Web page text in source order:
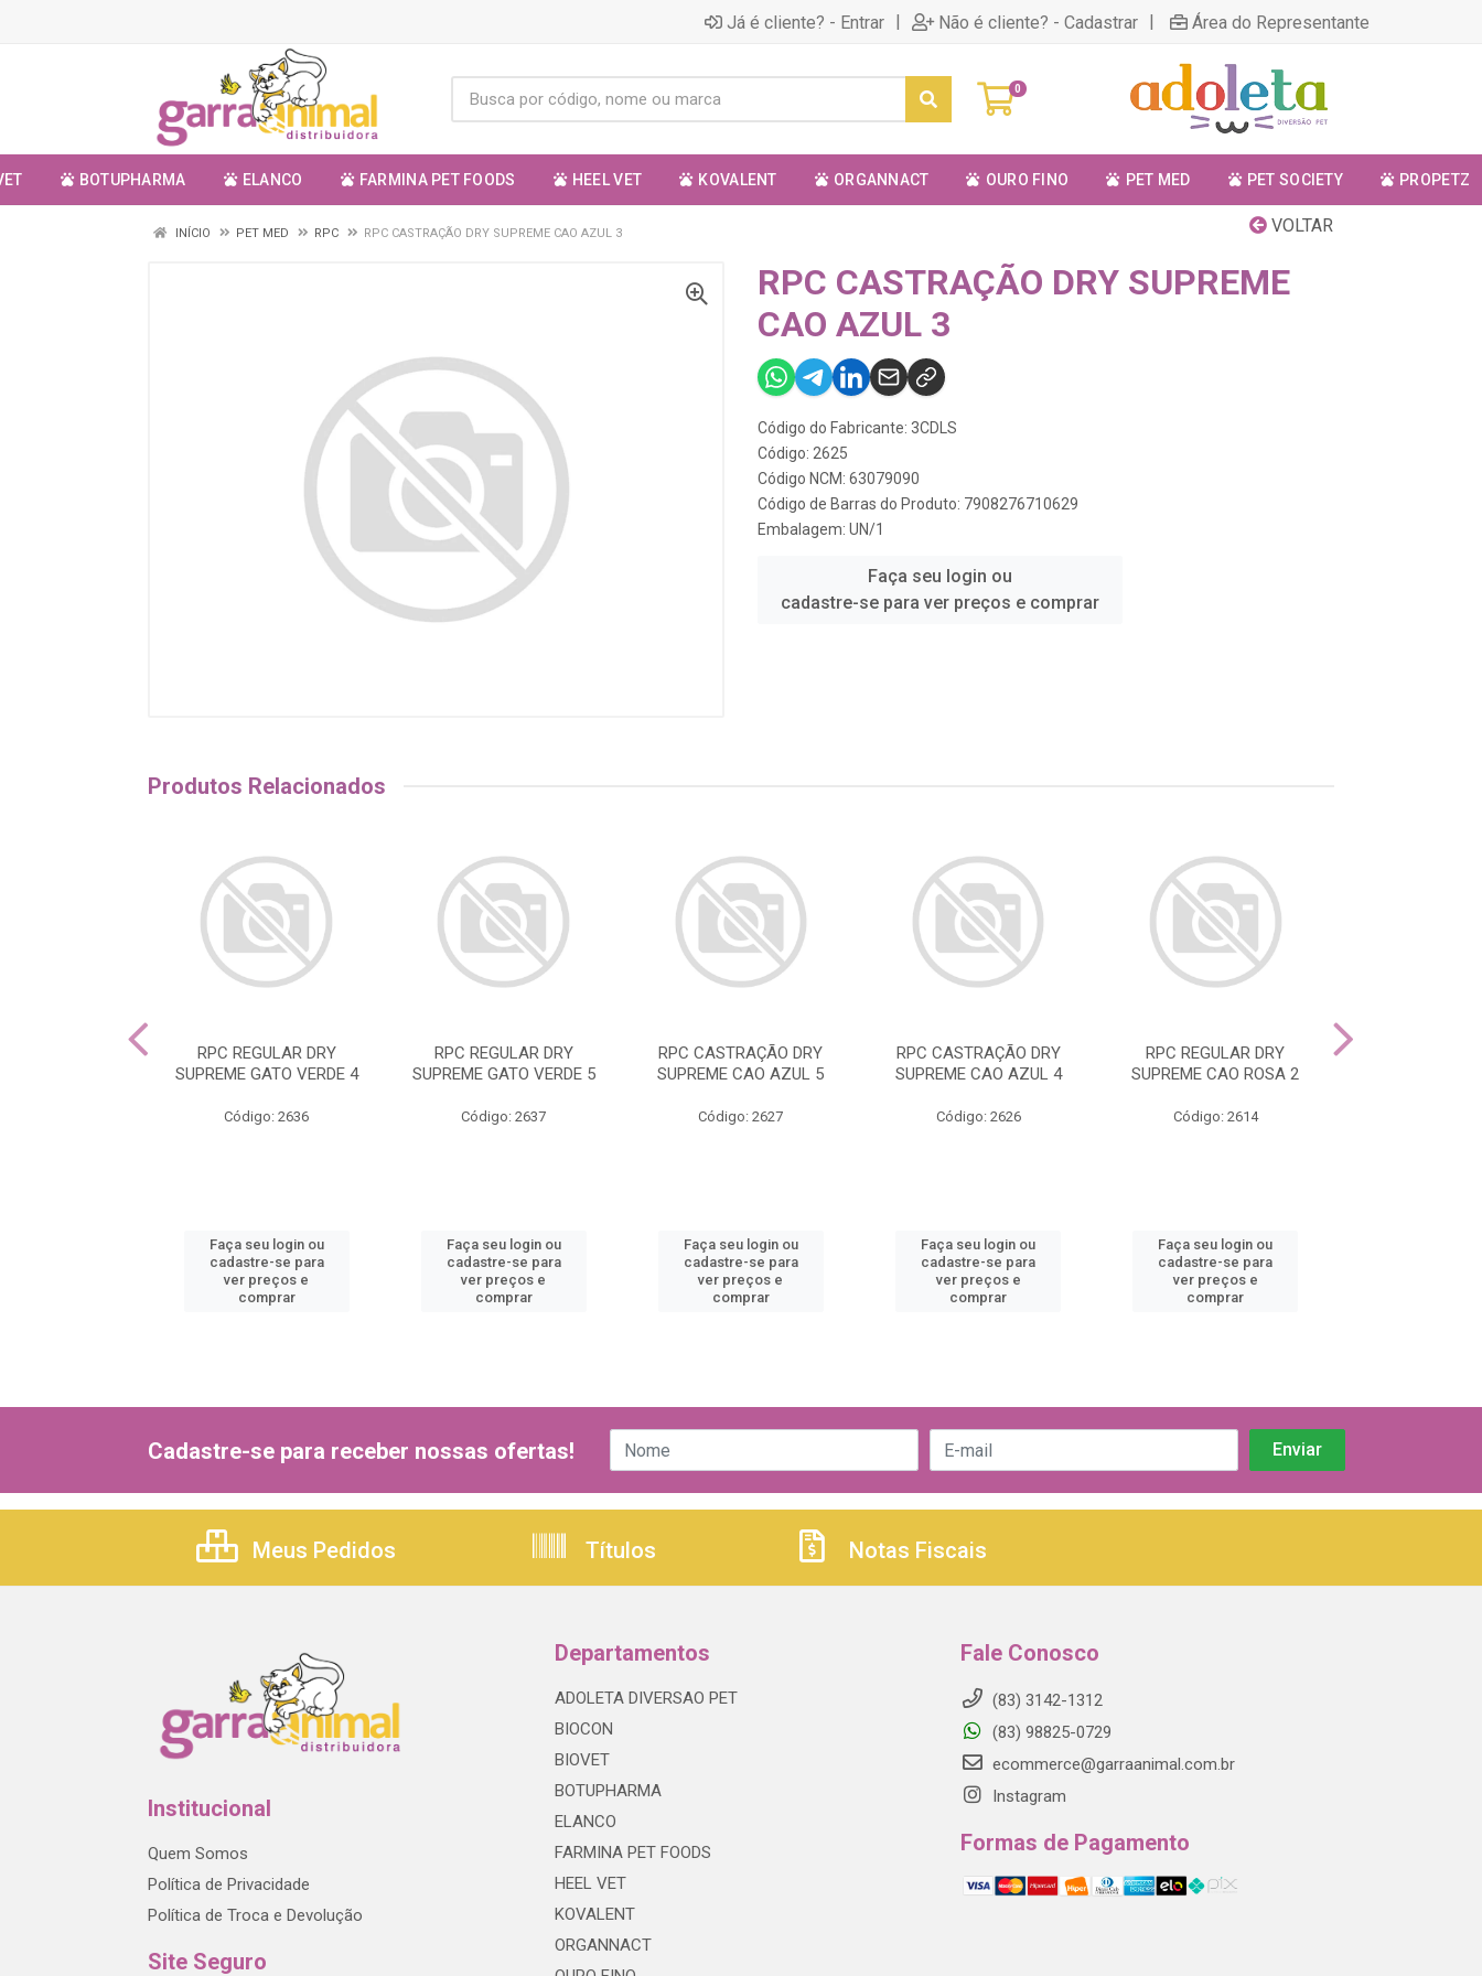
Já é cliente? - Entrar | Não é cliente? - Cadastrar | Área do Representante
0
BOTUPHARMA ELANCO FARMINA PET FOODS HEEL VET KOVALENT ORGANNACT OURO FINO PET MED PET SOCIETY PROPETZ
VOLTAR
INÍCIO PET MED RPC RPC CASTRAÇÃO DRY SUPREME CAO AZUL 3
RPC CASTRAÇÃO DRY SUPREME
CAO AZUL 3
Código do Fabricante: 3CDLS
Código: 2625
Código NCM: 63079090
Código de Barras do Produto: 7908276710629
Embalagem: UN/1
Faça seu login ou
cadastre-se para ver preços e comprar
Produtos Relacionados
RPC REGULAR DRY
SUPREME GATO VERDE 4
Código: 2636
Faça seu login ou
cadastre-se para
ver preços e
comprar
RPC REGULAR DRY
SUPREME GATO VERDE 5
Código: 2637
Faça seu login ou
cadastre-se para
ver preços e
comprar
RPC CASTRAÇÃO DRY
SUPREME CAO AZUL 5
Código: 2627
Faça seu login ou
cadastre-se para
ver preços e
comprar
RPC CASTRAÇÃO DRY
SUPREME CAO AZUL 4
Código: 2626
Faça seu login ou
cadastre-se para
ver preços e
comprar
RPC REGULAR DRY
SUPREME CAO ROSA 2
Código: 2614
Faça seu login ou
cadastre-se para
ver preços e
comprar
Cadastre-se para receber nossas ofertas!
Meus Pedidos Títulos Notas Fiscais
Institucional
Quem Somos
Política de Privacidade
Política de Troca e Devolução
Site Seguro
Departamentos
ADOLETA DIVERSAO PET
BIOCON
BIOVET
BOTUPHARMA
ELANCO
FARMINA PET FOODS
HEEL VET
KOVALENT
ORGANNACT
Fale Conosco
(83) 3142-1312
(83) 98825-0729
ecommerce@garraanimal.com.br
Instagram
Formas de Pagamento